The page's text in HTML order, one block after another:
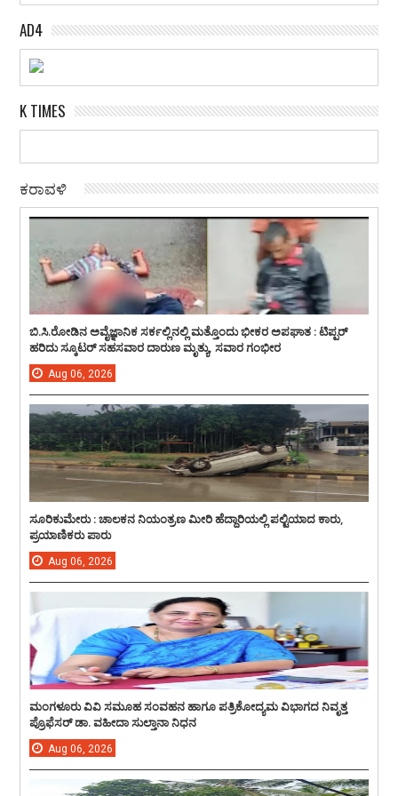
AD4
K TIMES
ಕರಾವಳಿ
ಬಿ.ಸಿ.ರೋಡಿನ ಅವೈಜ್ಞಾನಿಕ ಸರ್ಕಲ್ಲಿನಲ್ಲಿ ಮತ್ತೊಂದು ಭೀಕರ ಅಪಘಾತ : ಟಿಪ್ಪರ್
ಹರಿದು ಸ್ಕೂಟರ್ ಸಹಸವಾರ ದಾರುಣ ಮೃತ್ಯು, ಸವಾರ ಗಂಭೀರ
Aug 06, 2026
ಸೂರಿಕುಮೇರು : ಚಾಲಕನ ನಿಯಂತ್ರಣ ಮೀರಿ ಹೆದ್ದಾರಿಯಲ್ಲಿ ಪಲ್ಟಿಯಾದ ಕಾರು,
ಪ್ರಯಾಣಿಕರು ಪಾರು
Aug 06, 2026
ಮಂಗಳೂರು ವಿವಿ ಸಮೂಹ ಸಂವಹನ ಹಾಗೂ ಪತ್ರಿಕೋದ್ಯಮ ವಿಭಾಗದ ನಿವೃತ್ತ
ಪ್ರೊಫೆಸರ್ ಡಾ. ವಹೀದಾ ಸುಲ್ತಾನಾ ನಿಧನ
Aug 06, 2026